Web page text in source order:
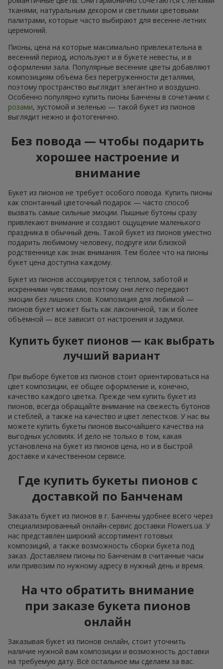
тканями, натуральным декором и светлыми цветовыми
палитрами, которые часто выбирают для весенне-летних
церемоний.
Пионы, цена на которые максимально привлекательна в
весенний период, используют и в букете невесты, и в
оформлении зала. Популярные весенние цветы добавляют
композициям объёма без перегруженности деталями,
поэтому пространство выглядит элегантно и воздушно.
Особенно популярно купить пионы Банчены в сочетании с
розами, эустомой и зеленью — такой букет из пионов
выглядит нежно и фотогенично.
Без повода — чтобы подарить
хорошее настроение и
внимание
Букет из пионов не требует особого повода. Купить пионы
как спонтанный цветочный подарок — часто способ
вызвать самые сильные эмоции. Пышные бутоны сразу
привлекают внимание и создают ощущение маленького
праздника в обычный день. Такой букет из пионов уместно
подарить любимому человеку, подруге или близкой
родственнице как знак внимания. Тем более что на пионы
букет цена доступна каждому.
Букет из пионов ассоциируется с теплом, заботой и
искренними чувствами, поэтому они легко передают
эмоции без лишних слов. Композиция для любимой —
пионов букет может быть как лаконичной, так и более
объёмной — всё зависит от настроения и задумки.
Купить букет пионов — как выбрать
лучший вариант
При выборе букетов из пионов стоит ориентироваться на
цвет композиции, её общее оформление и, конечно,
качество каждого цветка. Прежде чем купить букет из
пионов, всегда обращайте внимание на свежесть бутонов
и стеблей, а также на качество и цвет лепестков. У нас вы
можете купить букеты пионов высочайшего качества на
выгодных условиях. И дело не только в том, какая
установлена на букет из пионов цена, но и в быстрой
доставке и качественном сервисе.
Где купить букеты пионов с
доставкой по Банченам
Заказать букет из пионов в г. Банчены удобнее всего через
специализированный онлайн-сервис доставки Flowers.ua. У
нас представлен широкий ассортимент готовых
композиций, а также возможность сборки букета под
заказ. Доставляем пионы по Банченам в считанные часы
или привозим по нужному адресу в нужный день и время.
На что обратить внимание
при заказе букета пионов
онлайн
Заказывая букет из пионов онлайн, стоит уточнить
наличие нужной вам композиции и возможность доставки
на требуемую дату. Всё остальное мы сделаем за вас.